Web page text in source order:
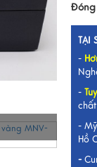
TẠI
-
-
-
Hồ
-